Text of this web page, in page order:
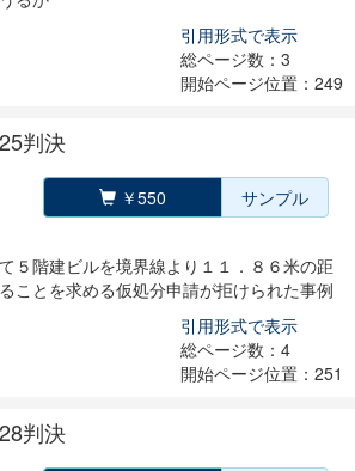
引用形式で表示
総ページ数：3
開始ページ位置：249
判決
￥550 サンプル
５階建ビルを境界線より１１．８６米の距
ことを求める仮処分申請が拒けられた事例
引用形式で表示
総ページ数：4
開始ページ位置：251
判決